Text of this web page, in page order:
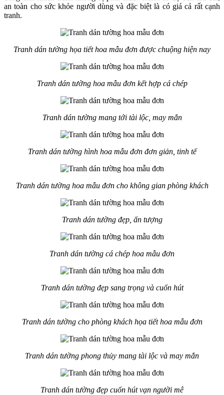
an toàn cho sức khỏe người dùng và đặc biệt là có giá cả rất cạnh
tranh.
Tranh dán tường họa tiết hoa mẫu đơn được chuộng hiện nay
Tranh dán tường hoa mẫu đơn kết hợp cá chép
Tranh dán tường mang tới tài lộc, may mắn
Tranh dán tường hình hoa mẫu đơn đơn giản, tinh tế
Tranh dán tường hoa mẫu đơn cho không gian phòng khách
Tranh dán tường đẹp, ấn tượng
Tranh dán tường cá chép hoa mẫu đơn
Tranh dán tường đẹp sang trọng và cuốn hút
Tranh dán tường cho phòng khách họa tiết hoa mẫu đơn
Tranh dán tường phong thủy mang tài lộc và may mắn
Tranh dán tường đẹp cuốn hút vạn người mê